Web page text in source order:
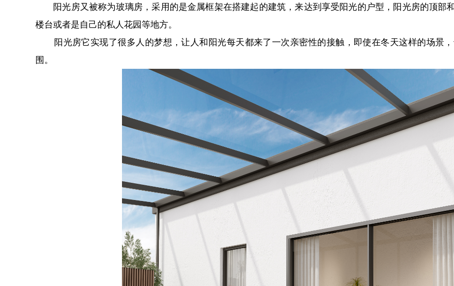
阳光房又被称为玻璃房，采用的是金属框架在搭建起的建筑，来达到享受阳光的户型，阳光房的顶部
楼台或者是自己的私人花园等地方。
阳光房它实现了很多人的梦想，让人和阳光每天都来了一次亲密性的接触，即使在冬天这样的场景
围。